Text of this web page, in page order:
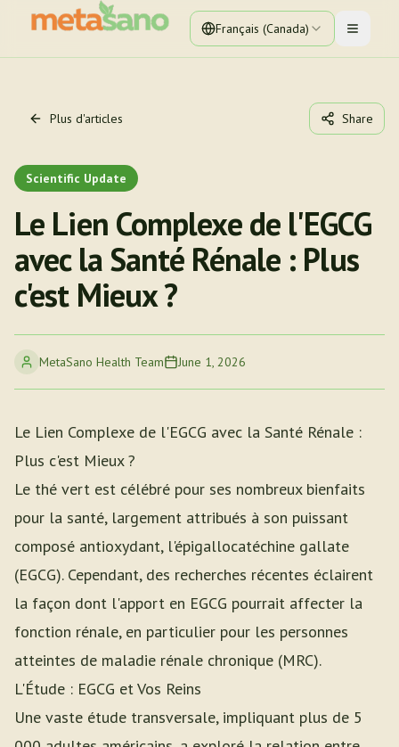
Français (Canada) Toggle
Plus d'articles Share
Scientific Update
Le Lien Complexe de l'EGCG
avec la Santé Rénale : Plus
c'est Mieux ?
MetaSano Health Team June 1, 2026
Le Lien Complexe de l'EGCG avec la Santé Rénale :
Plus c'est Mieux ?
Le thé vert est célébré pour ses nombreux bienfaits
pour la santé, largement attribués à son puissant
composé antioxydant, l'épigallocatéchine gallate
(EGCG). Cependant, des recherches récentes éclairent
la façon dont l'apport en EGCG pourrait affecter la
fonction rénale, en particulier pour les personnes
atteintes de maladie rénale chronique (MRC).
L'Étude : EGCG et Vos Reins
Une vaste étude transversale, impliquant plus de 5